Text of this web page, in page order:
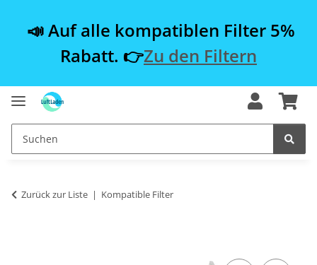
📣 Auf alle kompatiblen Filter 5%
Rabatt. 👉Zu den Filtern
Zurück zur Liste Kompatible Filter